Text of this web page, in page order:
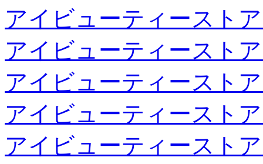
アイビューティースト
アイビューティースト
アイビューティースト
アイビューティースト
アイビューティースト